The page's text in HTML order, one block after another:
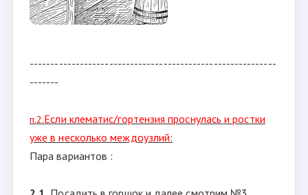
-----------------------------------------------------------
-------
п.2.Если клематис/гортензия проснулась и ростки
уже в несколько междоузлий:
Пара вариантов :